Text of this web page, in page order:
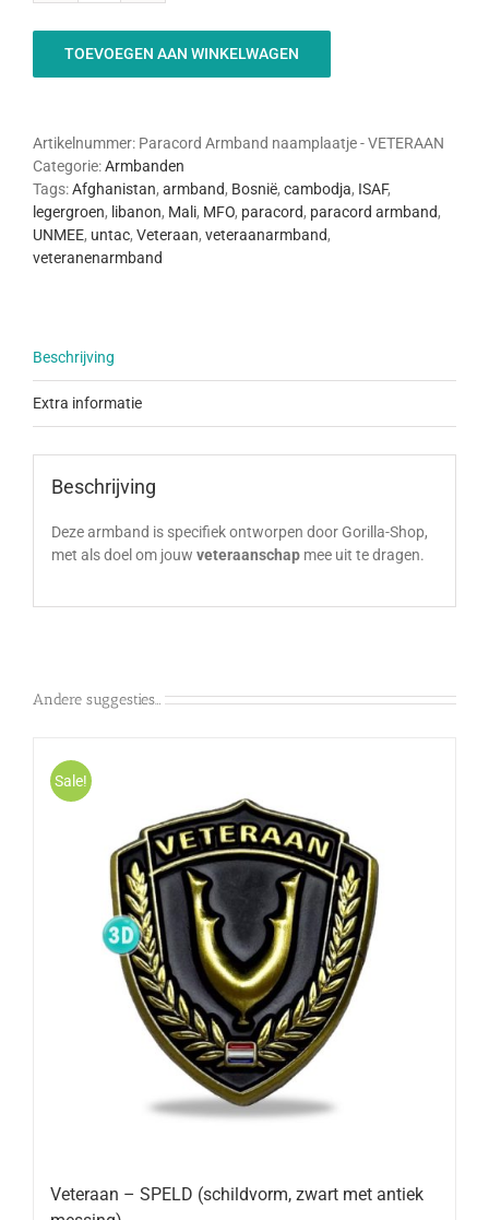
-
VETERAAN
aantal
TOEVOEGEN AAN WINKELWAGEN
Artikelnummer: Paracord Armband naamplaatje - VETERAAN
Categorie:Armbanden
Tags:Afghanistan, armband, Bosnië, cambodja, ISAF,
legergroen, libanon, Mali, MFO, paracord, paracord armband,
UNMEE, untac, Veteraan, veteraanarmband,
veteranenarmband
Beschrijving
Extra informatie
Beschrijving
Deze armband is specifiek ontworpen door Gorilla-Shop,
met als doel om jouw veteraanschapmee uit te dragen.
Andere suggesties…
Sale!
Veteraan – SPELD (schildvorm, zwart met antiek